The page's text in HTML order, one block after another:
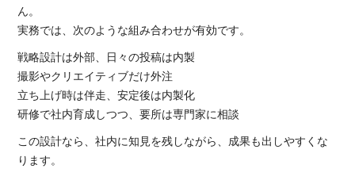
ん。
実務では、次のような組み合わせが有効です。
戦略設計は外部、日々の投稿は内製
撮影やクリエイティブだけ外注
立ち上げ時は伴走、安定後は内製化
研修で社内育成しつつ、要所は専門家に相談
この設計なら、社内に知見を残しながら、成果も出しやすくな
ります。